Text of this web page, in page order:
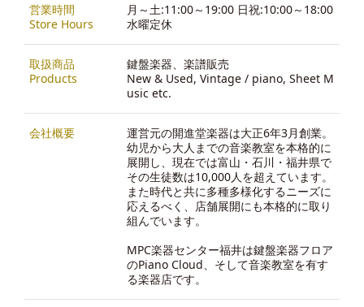
営業時間
Store Hours
月～土:11:00～19:00 日祝:10:00～18:00
水曜定休
取扱商品
Products
鍵盤楽器、楽譜販売
New & Used, Vintage / piano, Sheet M
usic etc.
会社概要
運営元の開進堂楽器は大正6年3月創業。
幼児から大人までの音楽教室を本格的に
展開し、現在では富山・石川・福井県で
その生徒数は10,000人を超えています。
また時代と共に多種多様化するニーズに
応えるべく、店舗展開にも本格的に取り
組んでいます。
MPC楽器センター福井は鍵盤楽器フロア
のPiano Cloud、そして音楽教室を有す
る楽器店です。